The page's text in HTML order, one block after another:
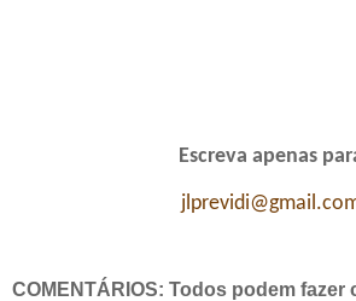
Escreva apenas
COMENTÁRIOS: Todos podem fazer